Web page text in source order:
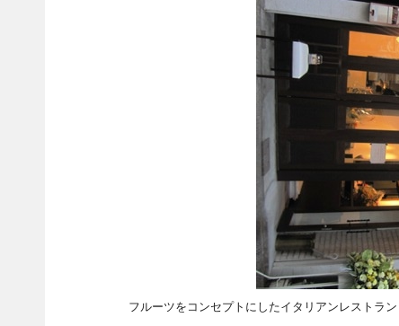
フルーツをコンセプトにしたイタリアンレストラ